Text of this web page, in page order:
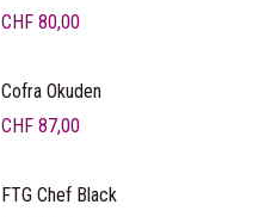
CHF 80,00
Cofra Okuden
CHF 87,00
FTG Chef Black